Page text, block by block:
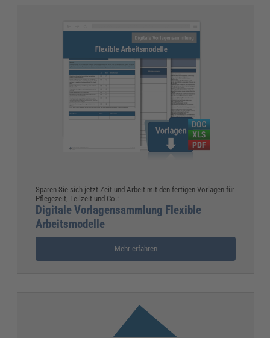
Sparen Sie sich jetzt Zeit und Arbeit mit den fertigen Vorlagen für
Pflegezeit, Teilzeit und Co.:
Digitale Vorlagensammlung Flexible
Arbeitsmodelle
Mehr erfahren